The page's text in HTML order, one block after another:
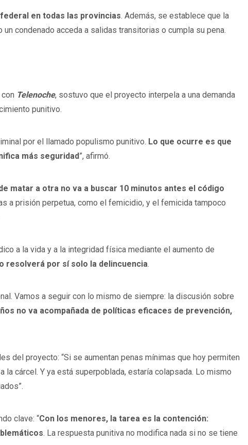
en todas las provincias. Además, se establece que la
condenado acceda a salidas transitorias o cumpla su pena.
Telenoche, sostuvo que el proyecto interpela a una demanda
punitivo.
por el llamado populismo punitivo. Lo que ocurre es que
más seguridad”, afirmó.
matar a otra no va a buscar 10 minutos antes el código
a prisión perpetua, como el femicidio, y el femicida tampoco
a la vida y a la integridad física mediante el aumento de
resolverá por sí solo la delincuencia.
Vamos a seguir con lo mismo de siempre: la discusión sobre
no va acompañada de políticas eficaces de prevención,
del proyecto: “Si se aumentan penas mínimas que hoy permiten
la cárcel. Y ya está superpoblada, estaría colapsada. Lo mismo
clave: “Con los menores, la tarea es la contención:
. La respuesta punitiva no modifica nada si no se tiene